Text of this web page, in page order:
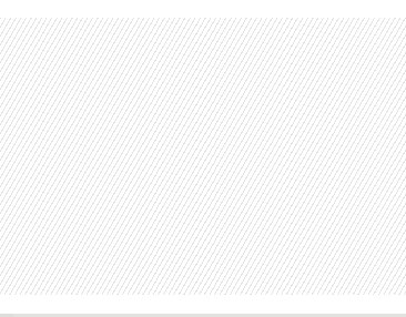
Skip to main content